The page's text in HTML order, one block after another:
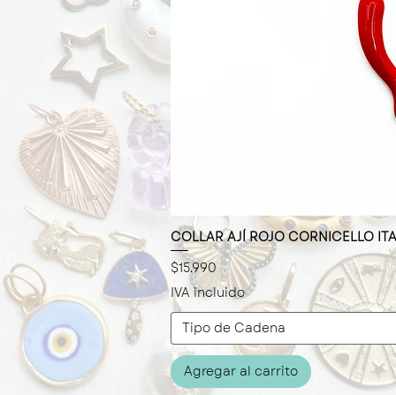
Vista
COLLAR AJÍ ROJO CORNICELLO
Precio
$15.990
IVA incluido
Tipo de Cadena
Agregar al carrito